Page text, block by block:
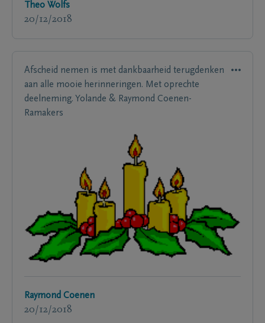
Theo Wolfs
20/12/2018
Afscheid nemen is met dankbaarheid terugdenken
aan alle mooie herinneringen. Met oprechte
deelneming. Yolande & Raymond Coenen-
Ramakers
Raymond Coenen
20/12/2018